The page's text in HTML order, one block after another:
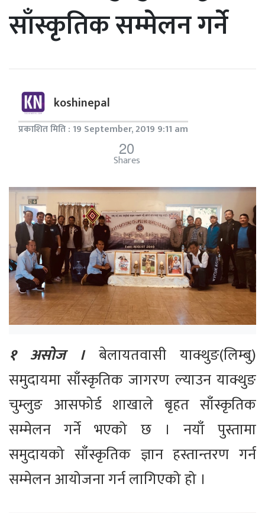
साँस्कृतिक सम्मेलन गर्ने
koshinepal
प्रकाशित मिति : 19 September, 2019 9:11 am
20
Shares
१ असोज । बेलायतवासी याक्थुङ(लिम्बु)
समुदायमा साँस्कृतिक जागरण ल्याउन याक्थुङ
चुम्लुङ आसफोर्ड शाखाले बृहत साँस्कृतिक
सम्मेलन गर्ने भएको छ । नयाँ पुस्तामा
समुदायको साँस्कृतिक ज्ञान हस्तान्तरण गर्न
सम्मेलन आयोजना गर्न लागिएको हो ।